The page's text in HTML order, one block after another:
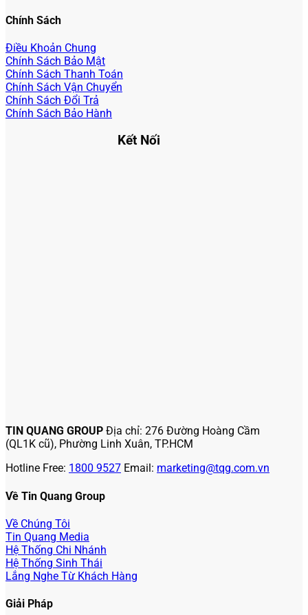
Chính Sách
Điều Khoản Chung
Chính Sách Bảo Mật
Chính Sách Thanh Toán
Chính Sách Vận Chuyển
Chính Sách Đổi Trả
Chính Sách Bảo Hành
Kết Nối
TIN QUANG GROUP Địa chỉ: 276 Đường Hoàng Cầm
(QL1K cũ), Phường Linh Xuân, TP.HCM
Hotline Free: 1800 9527 Email: marketing@tqg.com.vn
Về Tin Quang Group
Về Chúng Tôi
Tin Quang Media
Hệ Thống Chi Nhánh
Hệ Thống Sinh Thái
Lắng Nghe Từ Khách Hàng
Giải Pháp